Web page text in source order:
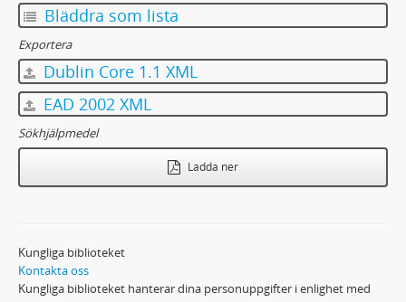
Bläddra som lista
Exportera
Dublin Core 1.1 XML
EAD 2002 XML
Sökhjälpmedel
Ladda ner
Kungliga biblioteket
Kontakta oss
Kungliga biblioteket hanterar dina personuppgifter i enlighet med